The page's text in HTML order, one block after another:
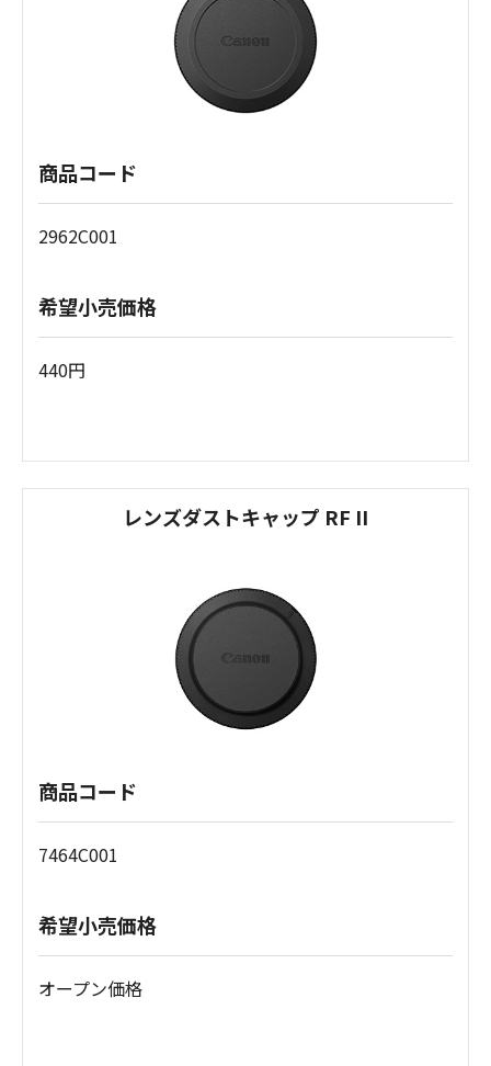
商品コード
2962C001
希望小売価格
440円
レンズダストキャップ RF II
商品コード
7464C001
希望小売価格
オープン価格